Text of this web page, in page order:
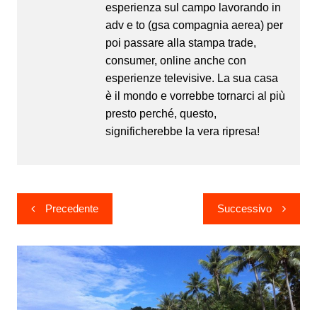
esperienza sul campo lavorando in
adv e to (gsa compagnia aerea) per
poi passare alla stampa trade,
consumer, online anche con
esperienze televisive. La sua casa
è il mondo e vorrebbe tornarci al più
presto perché, questo,
significherebbe la vera ripresa!
Navigazione
articoli
Precedente Successivo